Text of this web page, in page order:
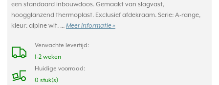
een standaard inbouwdoos. Gemaakt van slagvast,
hoogglanzend thermoplast. Exclusief afdekraam. Serie: A-range,
kleur: alpine wit. ... Meer informatie »
Verwachte levertijd:
1-2 weken
Huidige voorraad:
0 stuk(s)